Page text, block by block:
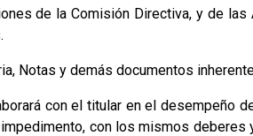
de la Comisión Directiva, y de
Notas y demás documentos
con el titular en el desempeño
con los mismos